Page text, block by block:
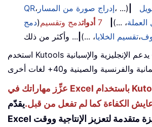
QR، إدراج صورة من المسار، ...)
العملة، ...) 7 أدواتدمج وتقسيم(دمج
،تقسيم الخلايا، ...) ... وأكثر من ذلك
استخدم Kutools باللغة التي تفضلها – يدعم الإنجليزية والإسبانية
عزِّز مهاراتك في Excel باستخدام Kutools لـ Excel،
الكفاءة كما لم تفعل من قبل.يقدّم Kutools لـ
Excel أكثر من 300 ميزة متقدمة لتعزيز الإنتاجية ووقت